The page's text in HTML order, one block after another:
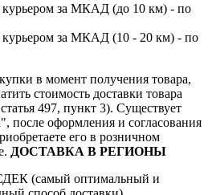
курьером за МКАД (до 10 км) - по
курьером за МКАД (10 - 20 км) - по
в момент получения товара,
стоимость доставки товара
497, пункт 3). Существует
после оформления и согласования
его в розничном
ДОСТАВКА В РЕГИОНЫ
(самый оптимальный и